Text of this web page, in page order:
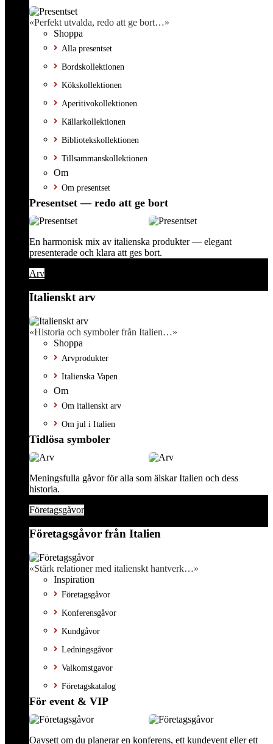
«Perfekt utvalda, redo att ge bort…»
Shoppa
Alla presentset
Bordskollektionen
Kökskollektionen
Aperitivokollektionen
Källarkollektionen
Bibliotekskollektionen
Tillsammanskollektionen
Om
Om presentset
Presentset — redo att ge bort
En harmonisk mix av italienska produkter — elegant
presenterade och klara att ges bort.
Arv
Italienskt arv
«Historia och symboler från Italien…»
Shoppa
Arvprodukter
Italienska Vapen
Om
Om italienskt arv
Om jul i Italien
Tidlösa symboler
Meningsfulla gåvor för alla som älskar Italien och dess
historia.
Företagsgåvor
Företagsgåvor från Italien
«Stärk relationer med italienskt hantverk…»
Inspiration
Företagsgåvor
Konferensgåvor
Kundgåvor
Ledningsgåvor
Valkomstgavor
Företagskatalog
För event & VIP
Oavsett om du planerar en konferens, ett kundevent eller ett